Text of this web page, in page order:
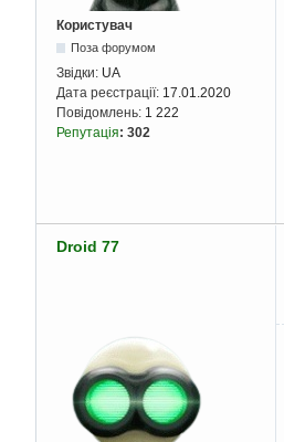
Користувач
Поза форумом
Звідки: UA
Дата реєстрації: 17.01.2020
Повідомлень: 1 222
Репутація: 302
Droid 77